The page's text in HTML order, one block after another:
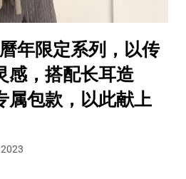
年限定系列，以传
感，搭配长耳造
属包款，以此献上